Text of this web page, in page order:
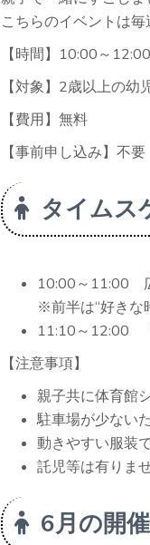
こちらのイベントは毎
【時間】10:00～12:00
【対象】2歳以上の幼
【費用】無料
【事前申し込み】不要
タイムス
10:00～11:00
※前半は“好きな
11:10～12:00
【注意事項】
親子共に体育館
駐車場が少ない
動きやすい服装
託児等は有りま
6月の開